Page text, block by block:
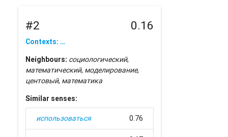
#2 0.16
Contexts: …
Neighbours: социологический,
математический, моделирование,
центовый, математика
Similar senses:
использоваться 0.76